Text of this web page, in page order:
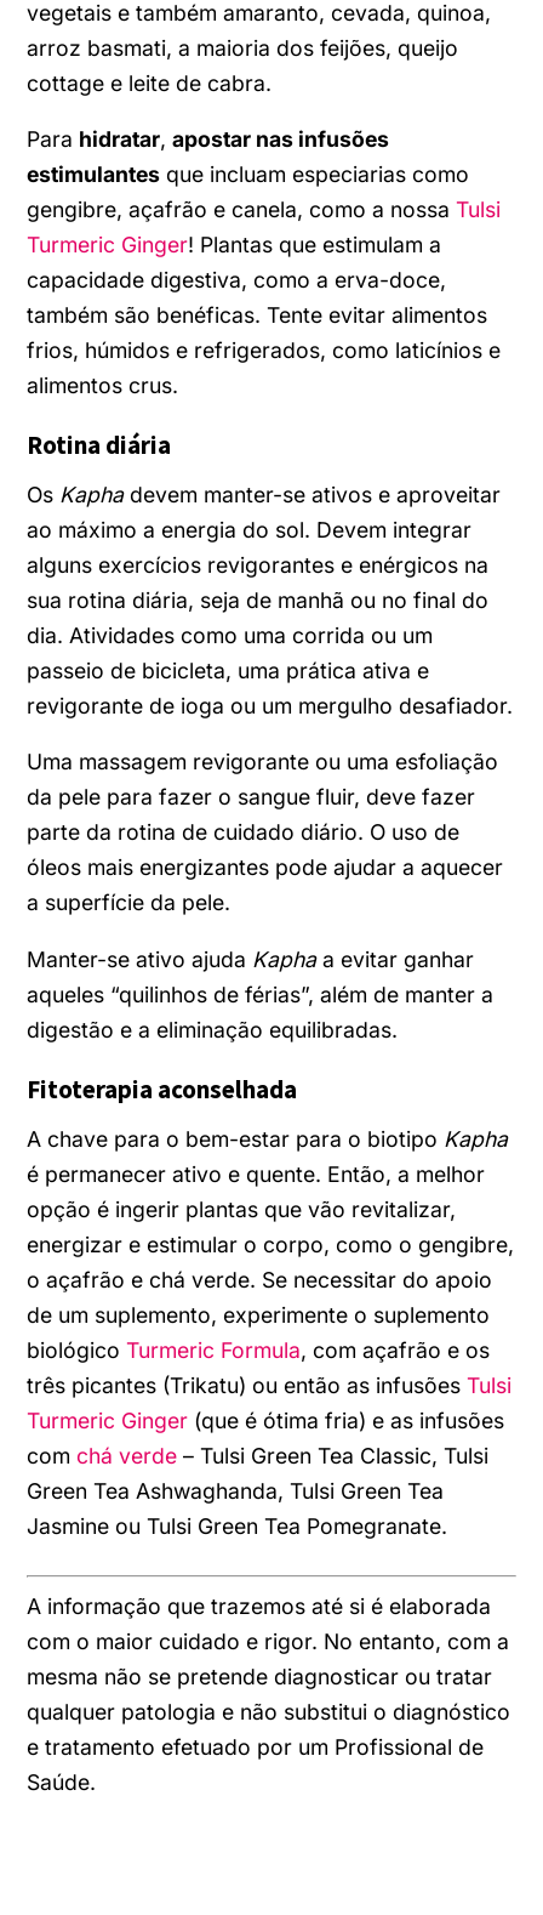
vegetais e também amaranto, cevada, quinoa,
arroz basmati, a maioria dos feijões, queijo
cottage e leite de cabra.
Para hidratar,apostar nas infusões
estimulantes que incluam especiarias como
gengibre, açafrão e canela, como a nossaTulsi
Turmeric Ginger! Plantas que estimulam a
capacidade digestiva, como a erva-doce,
também são benéficas. Tente evitar alimentos
frios, húmidos e refrigerados, como laticínios e
alimentos crus.
Rotina diária
Os Kaphadevem manter-se ativos e aproveitar
ao máximo a energia do sol. Devem integrar
alguns exercícios revigorantes e enérgicos na
sua rotina diária, seja de manhã ou no final do
dia. Atividades como uma corrida ou um
passeio de bicicleta, uma prática ativa e
revigorante de ioga ou um mergulho desafiador.
Uma massagem revigorante ou uma esfoliação
da pele para fazer o sangue fluir, deve fazer
parte da rotina de cuidado diário. O uso de
óleos mais energizantes pode ajudar a aquecer
a superfície da pele.
Manter-se ativo ajuda Kaphaa evitar ganhar
aqueles “quilinhos de férias”, além de manter a
digestão e a eliminação equilibradas.
Fitoterapia aconselhada
A chave para o bem-estar para o biotipo Kapha
é permanecer ativo e quente. Então, a melhor
opção é ingerir plantas que vão revitalizar,
energizar e estimular o corpo, como o gengibre,
o açafrão e chá verde. Se necessitar do apoio
de um suplemento, experimente o suplemento
biológicoTurmeric Formula, com açafrão e os
três picantes (Trikatu) ou então as infusõesTulsi
Turmeric Ginger (que é ótima fria) e as infusões
com chá verde – Tulsi Green Tea Classic, Tulsi
Green Tea Ashwaghanda, Tulsi Green Tea
Jasmine ou Tulsi Green Tea Pomegranate.
A informação que trazemos até si é elaborada
com o maior cuidado e rigor. No entanto, com a
mesma não se pretende diagnosticar ou tratar
qualquer patologia e não substitui o diagnóstico
e tratamento efetuado por um Profissional de
Saúde.